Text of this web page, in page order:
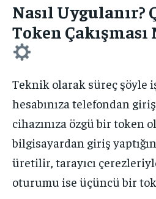
Nasıl Uygulanır?
Token Çakışması
Teknik olarak süreç şöyle
hesabınıza telefondan giriş
cihazınıza özgü bir token
bilgisayardan giriş
üretilir, tarayıcı
oturumu ise üçüncü bir